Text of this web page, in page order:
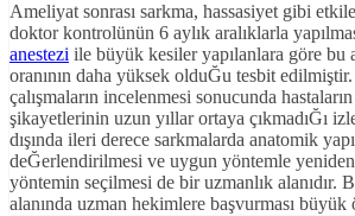
Ameliyat sonrası sarkma, hassasiyet gibi
doktor kontrolünün 6 aylık aralıklarla
anestezi ile büyük kesiler yapılanlara göre bu
oranının daha yüksek olduĞu tesbit
çalışmaların incelenmesi sonucunda
şikayetlerinin uzun yıllar ortaya çıkmadıĞı
dışında ileri derece sarkmalarda anatomik
deĞerlendirilmesi ve uygun yöntemle yeniden
yöntemin seçilmesi de bir uzmanlık alanıdır.
alanında uzman hekimlere başvurması büyük